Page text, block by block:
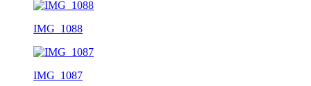
IMG_1088
IMG_1087